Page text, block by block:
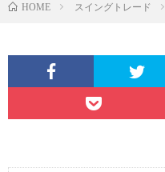
HOME スイングトレード